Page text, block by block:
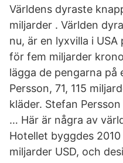
Världens dyraste
miljarder . Världen
nu, är en lyxvilla i
för fem miljarder
lägga de pengarna
Persson, 71, 115
kläder. Stefan
… Här är några av
Hotellet byggdes
miljarder USD, och